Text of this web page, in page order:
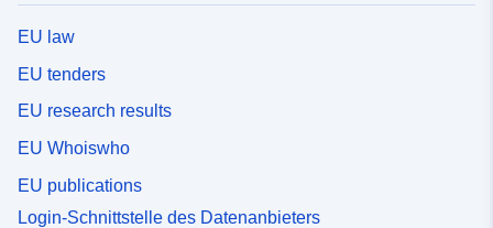
EU law
EU tenders
EU research results
EU Whoiswho
EU publications
Login-Schnittstelle des Datenanbieters